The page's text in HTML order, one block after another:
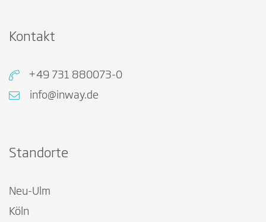
Kontakt
+49 731 880073-0
info@inway.de
Standorte
Neu-Ulm
Köln